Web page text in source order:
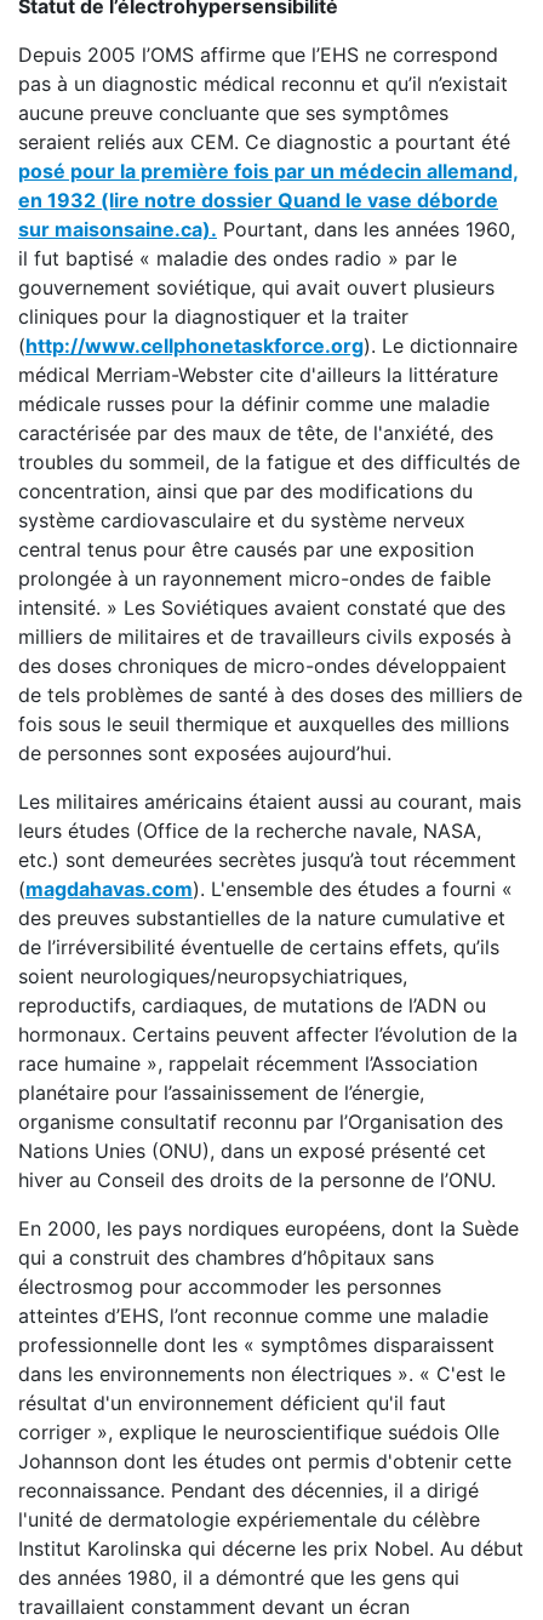
Statut de l’électrohypersensibilité
Depuis 2005 l’OMS affirme que l’EHS ne correspond
pas à un diagnostic médical reconnu et qu’il n’existait
aucune preuve concluante que ses symptômes
seraient reliés aux CEM. Ce diagnostic a pourtant été
posé pour la première fois par un médecin allemand,
en 1932 (lire notre dossier Quand le vase déborde
sur maisonsaine.ca). Pourtant, dans les années 1960,
il fut baptisé « maladie des ondes radio » par le
gouvernement soviétique, qui avait ouvert plusieurs
cliniques pour la diagnostiquer et la traiter
(http://www.cellphonetaskforce.org). Le dictionnaire
médical Merriam-Webster cite d'ailleurs la littérature
médicale russes pour la définir comme une maladie
caractérisée par des maux de tête, de l'anxiété, des
troubles du sommeil, de la fatigue et des difficultés de
concentration, ainsi que par des modifications du
système cardiovasculaire et du système nerveux
central tenus pour être causés par une exposition
prolongée à un rayonnement micro-ondes de faible
intensité. » Les Soviétiques avaient constaté que des
milliers de militaires et de travailleurs civils exposés à
des doses chroniques de micro-ondes développaient
de tels problèmes de santé à des doses des milliers de
fois sous le seuil thermique et auxquelles des millions
de personnes sont exposées aujourd’hui.
Les militaires américains étaient aussi au courant, mais
leurs études (Office de la recherche navale, NASA,
etc.) sont demeurées secrètes jusqu’à tout récemment
(magdahavas.com). L'ensemble des études a fourni «
des preuves substantielles de la nature cumulative et
de l’irréversibilité éventuelle de certains effets, qu’ils
soient neurologiques/neuropsychiatriques,
reproductifs, cardiaques, de mutations de l’ADN ou
hormonaux. Certains peuvent affecter l’évolution de la
race humaine », rappelait récemment l’Association
planétaire pour l’assainissement de l’énergie,
organisme consultatif reconnu par l’Organisation des
Nations Unies (ONU), dans un exposé présenté cet
hiver au Conseil des droits de la personne de l’ONU.
En 2000, les pays nordiques européens, dont la Suède
qui a construit des chambres d’hôpitaux sans
électrosmog pour accommoder les personnes
atteintes d’EHS, l’ont reconnue comme une maladie
professionnelle dont les « symptômes disparaissent
dans les environnements non électriques ». « C'est le
résultat d'un environnement déficient qu'il faut
corriger », explique le neuroscientifique suédois Olle
Johannson dont les études ont permis d'obtenir cette
reconnaissance. Pendant des décennies, il a dirigé
l'unité de dermatologie expériementale du célèbre
Institut Karolinska qui décerne les prix Nobel. Au début
des années 1980, il a démontré que les gens qui
travaillaient constamment devant un écran